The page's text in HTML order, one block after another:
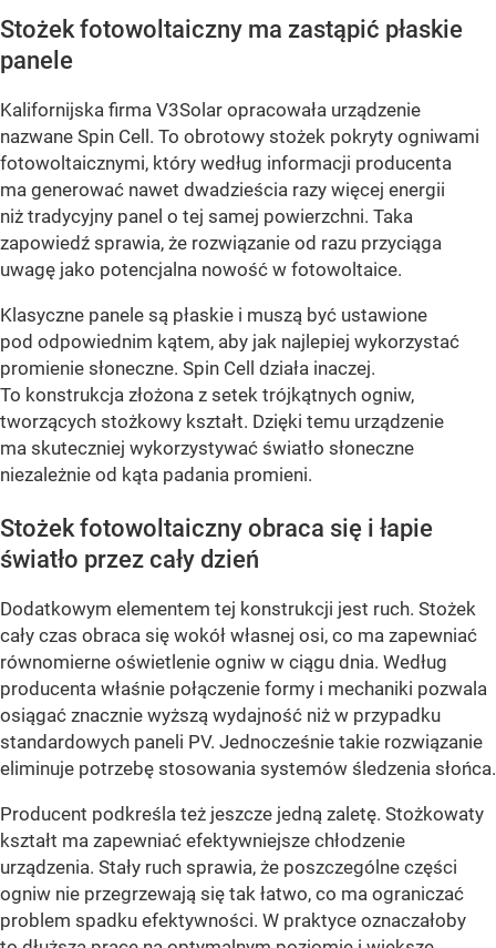
Stożek fotowoltaiczny ma zastąpić płaskie
panele
Kalifornijska firma V3Solar opracowała urządzenie
nazwane Spin Cell. To obrotowy stożek pokryty ogniwami
fotowoltaicznymi, który według informacji producenta
ma generować nawet dwadzieścia razy więcej energii
niż tradycyjny panel o tej samej powierzchni. Taka
zapowiedź sprawia, że rozwiązanie od razu przyciąga
uwagę jako potencjalna nowość w fotowoltaice.
Klasyczne panele są płaskie i muszą być ustawione
pod odpowiednim kątem, aby jak najlepiej wykorzystać
promienie słoneczne. Spin Cell działa inaczej.
To konstrukcja złożona z setek trójkątnych ogniw,
tworzących stożkowy kształt. Dzięki temu urządzenie
ma skuteczniej wykorzystywać światło słoneczne
niezależnie od kąta padania promieni.
Stożek fotowoltaiczny obraca się i łapie
światło przez cały dzień
Dodatkowym elementem tej konstrukcji jest ruch. Stożek
cały czas obraca się wokół własnej osi, co ma zapewniać
równomierne oświetlenie ogniw w ciągu dnia. Według
producenta właśnie połączenie formy i mechaniki pozwala
osiągać znacznie wyższą wydajność niż w przypadku
standardowych paneli PV. Jednocześnie takie rozwiązanie
eliminuje potrzebę stosowania systemów śledzenia słońca.
Producent podkreśla też jeszcze jedną zaletę. Stożkowaty
kształt ma zapewniać efektywniejsze chłodzenie
urządzenia. Stały ruch sprawia, że poszczególne części
ogniw nie przegrzewają się tak łatwo, co ma ograniczać
problem spadku efektywności. W praktyce oznaczałoby